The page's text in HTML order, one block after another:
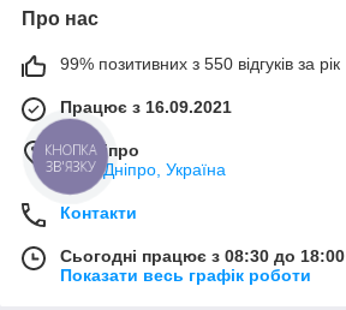
Про нас
99% позитивних з 550 відгуків за рік
Працює з 16.09.2021
м. Дніпро
АНД, Дніпро, Україна
Контакти
Сьогодні працює з 08:30 до 18:00
Показати весь графік роботи
КНОПКА
ЗВ'ЯЗКУ